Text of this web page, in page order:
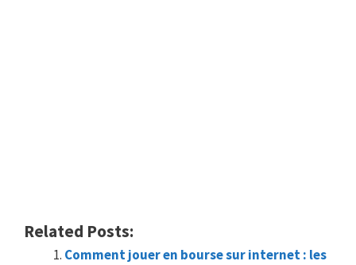
Related Posts:
Comment jouer en bourse sur internet : les